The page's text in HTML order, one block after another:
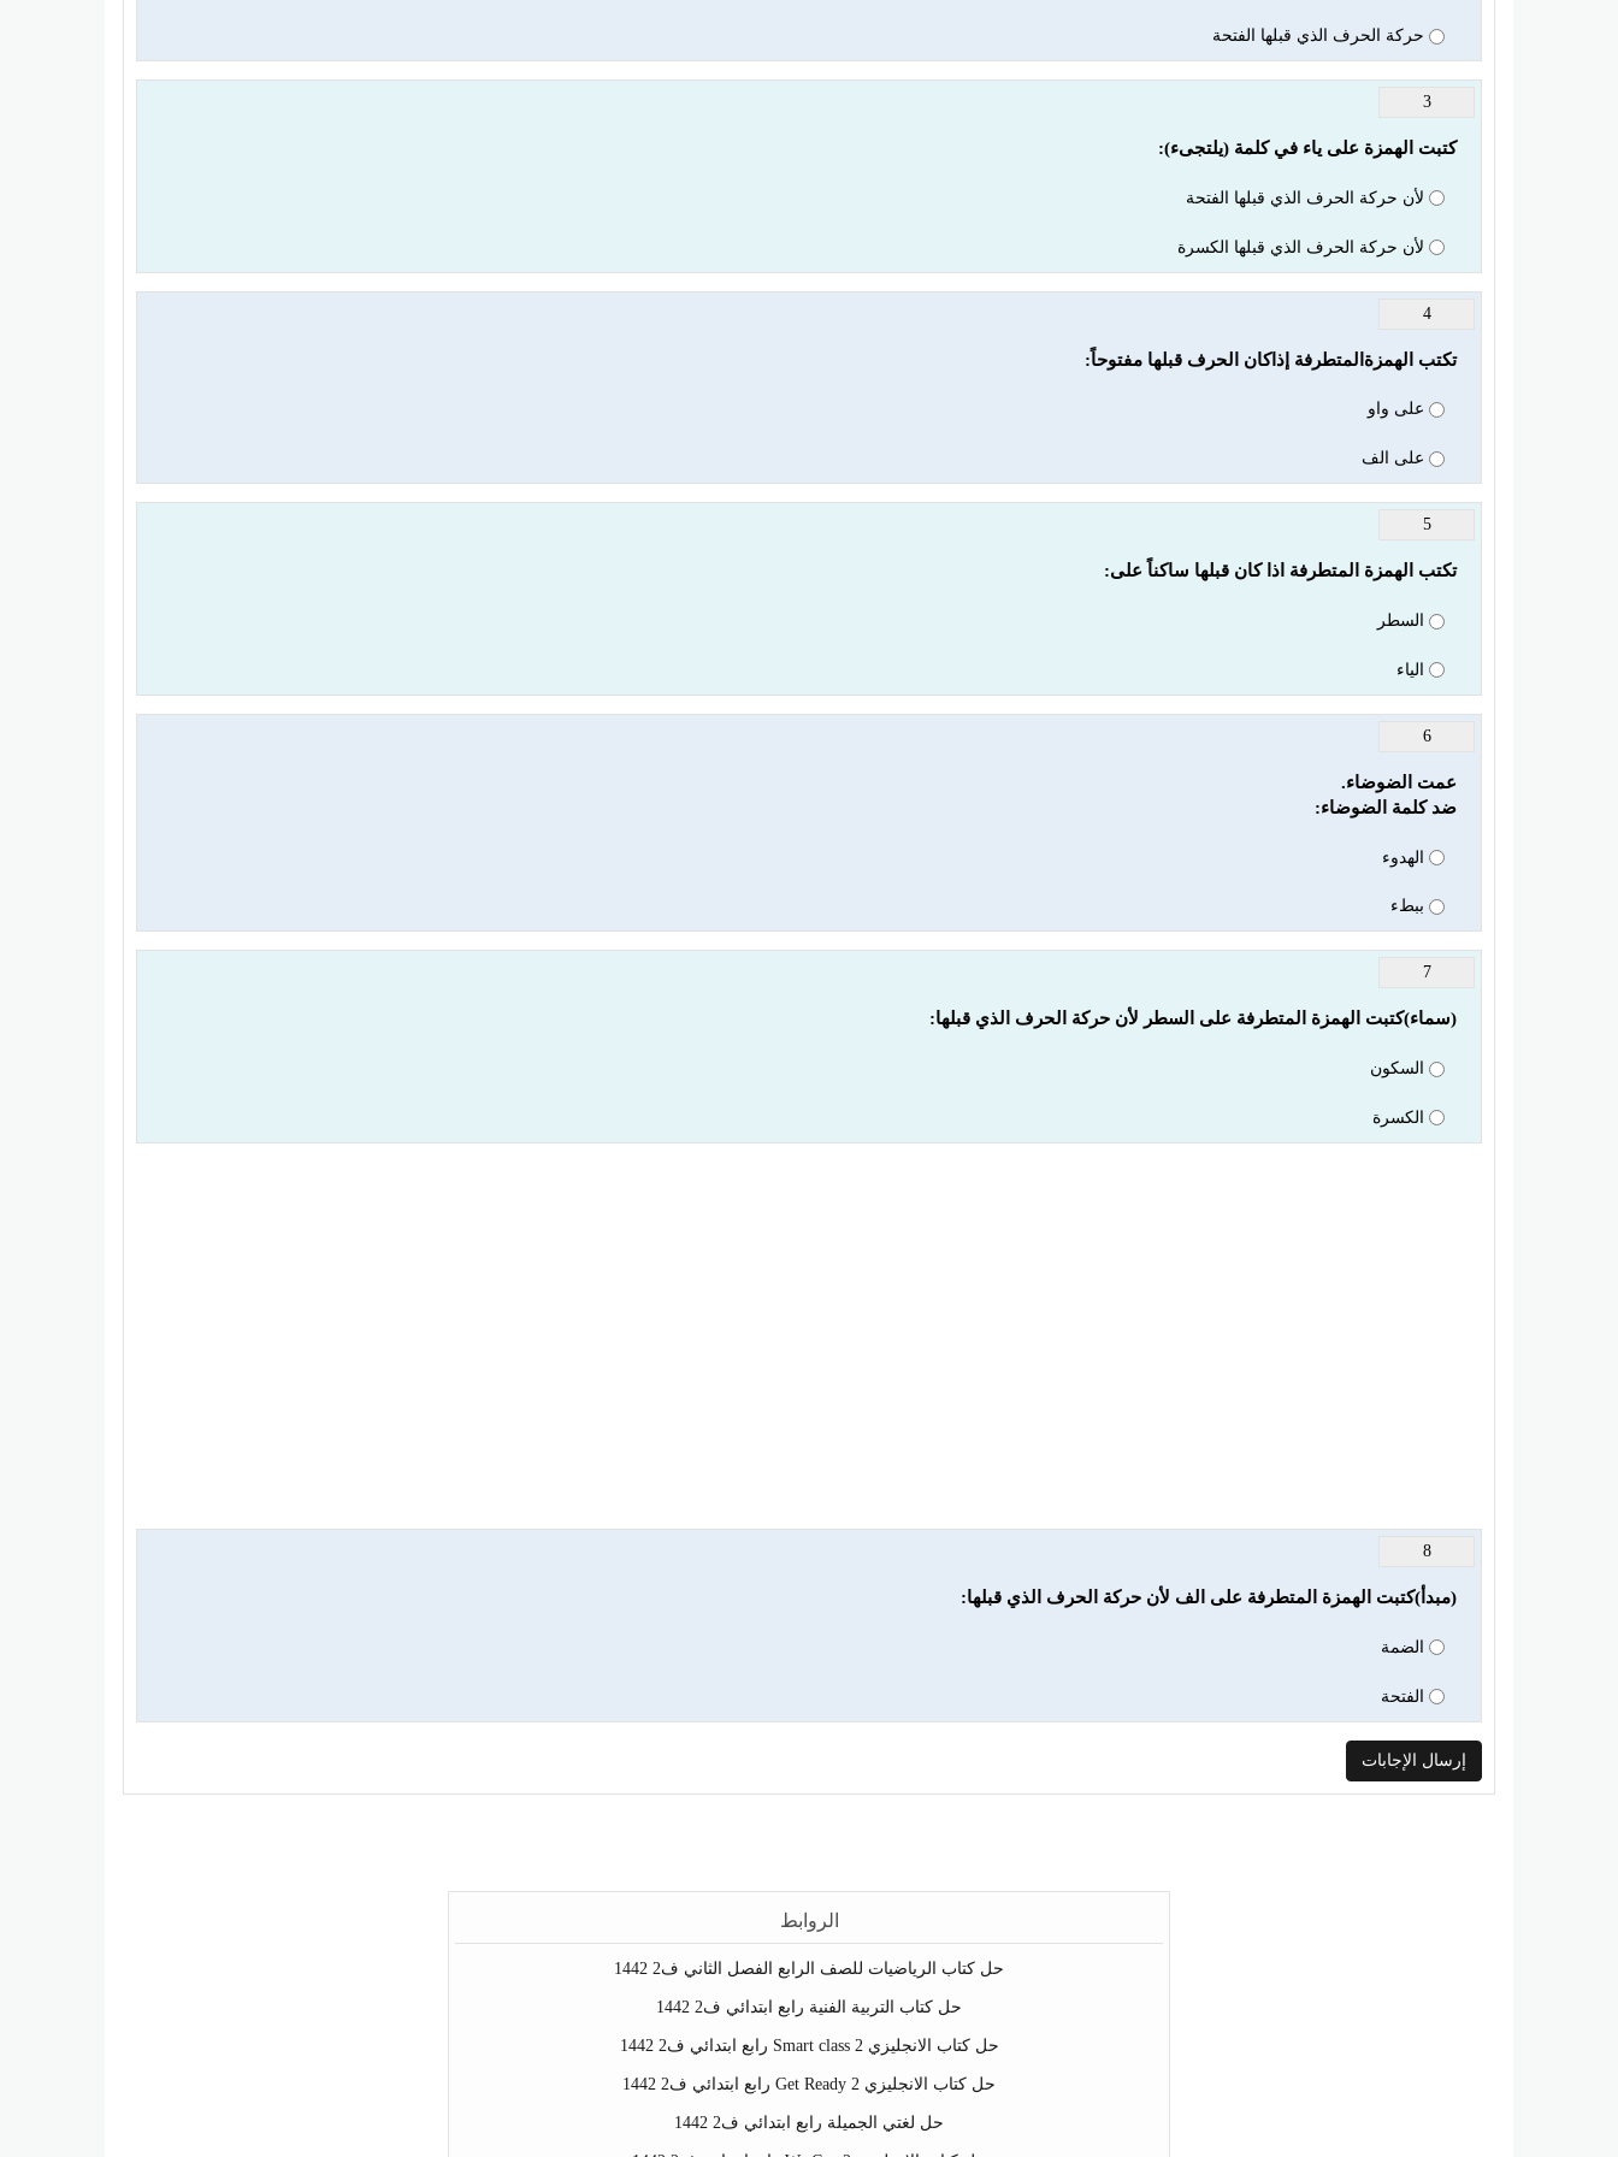
حركة الحرف الذي قبلها الفتحة
3
كتبت الهمزة على ياء في كلمة (يلتجىء):
لأن حركة الحرف الذي قبلها الفتحة
لأن حركة الحرف الذي قبلها الكسرة
4
تكتب الهمزةالمتطرفة إذاكان الحرف قبلها مفتوحاً:
على واو
على الف
5
تكتب الهمزة المتطرفة اذا كان قبلها ساكناً على:
السطر
الياء
6
ضد كلمة الضوضاء:
الهدوء
ببطء
7
(سماء)كتبت الهمزة المتطرفة على السطر لأن حركة الحرف الذي قبلها:
السكون
الكسرة
8
(مبدأ)كتبت الهمزة المتطرفة على الف لأن حركة الحرف الذي قبلها:
الضمة
الفتحة
الروابط
حل كتاب الرياضيات للصف الرابع الفصل الثاني ف2 1442
حل كتاب التربية الفنية رابع ابتدائي ف2 1442
حل كتاب الانجليزي Smart class 2 رابع ابتدائي ف2 1442
حل كتاب الانجليزي Get Ready 2 رابع ابتدائي ف2 1442
حل لغتي الجميلة رابع ابتدائي ف2 1442